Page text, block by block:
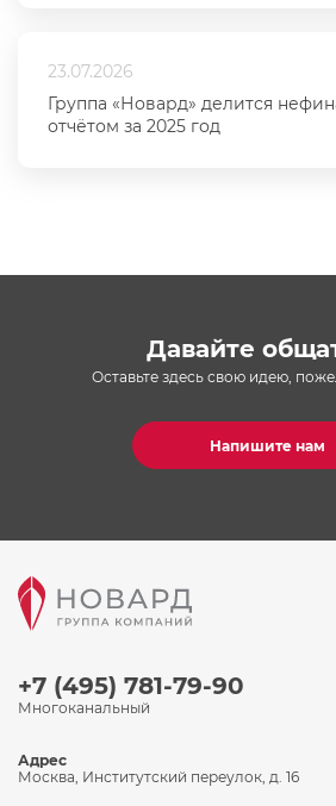
23.07.2026
Группа «Новард» делится
отчётом за 2025 год
Давайте
Оставьте здесь свою идею,
Напишите нам
+7 (495) 781-79-90
Многоканальный
Адрес
Москва, Институтский переулок, д. 16